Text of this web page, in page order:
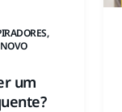
um